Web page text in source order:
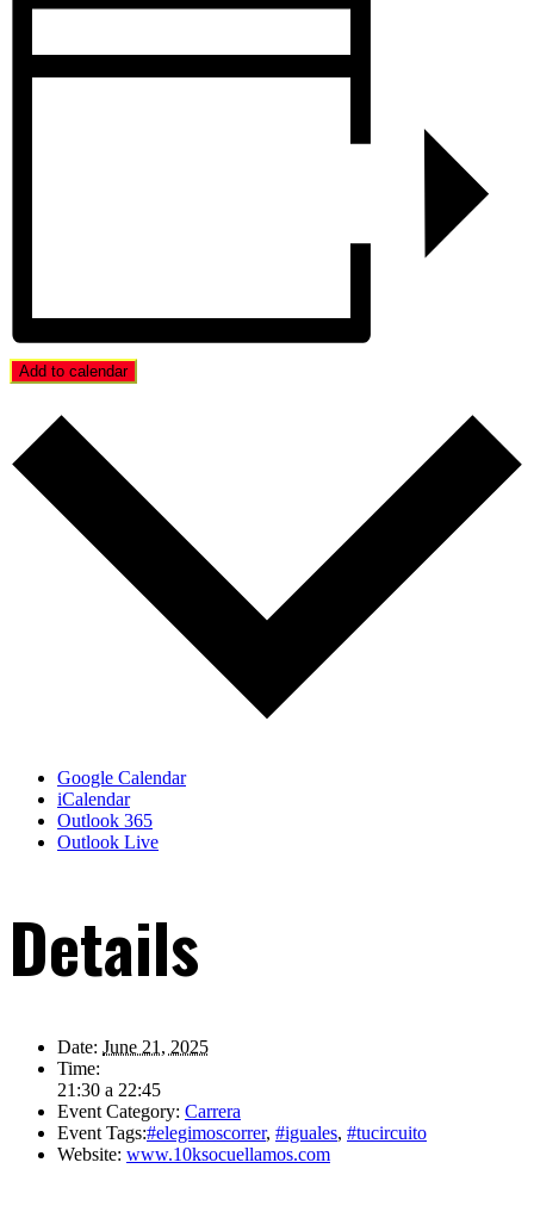
Add to calendar
Google Calendar
iCalendar
Outlook 365
Outlook Live
Details
Date: June 21, 2025
Time:
21:30 a 22:45
Event Category: Carrera
Event Tags:#elegimoscorrer, #iguales, #tucircuito
Website: www.10ksocuellamos.com